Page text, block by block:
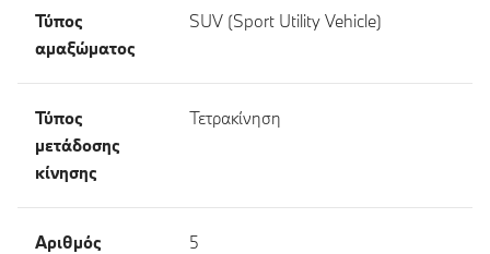
Τύπος
αμαξώματος
SUV (Sport Utility Vehicle)
Τύπος
μετάδοσης
κίνησης
Τετρακίνηση
Αριθμός
5